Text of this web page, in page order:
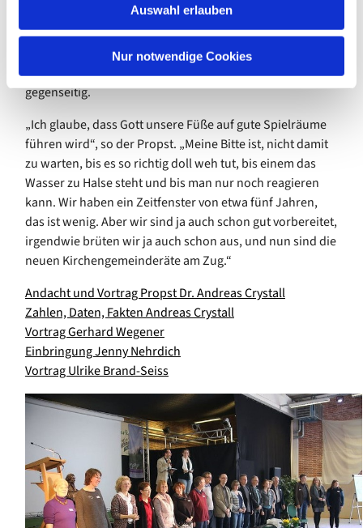
Auswahl erlauben
Nur notwendige Cookies
ein, sich doch für die neu zu wählende
Kirchenkreissynode aufstellen zu lassen. In erweiterten
Kirchspiels-Gruppen diskutierten die Teilnehmer das
Gehörte. entwickelten Ideen und motivierten sich
gegenseitig.
„Ich glaube, dass Gott unsere Füße auf gute Spielräume
führen wird“, so der Propst. „Meine Bitte ist, nicht damit
zu warten, bis es so richtig doll weh tut, bis einem das
Wasser zu Halse steht und bis man nur noch reagieren
kann. Wir haben ein Zeitfenster von etwa fünf Jahren,
das ist wenig. Aber wir sind ja auch schon gut vorbereitet,
irgendwie brüten wir ja auch schon aus, und nun sind die
neuen Kirchengemeinderäte am Zug.“
Andacht und Vortrag Propst Dr. Andreas Crystall
Zahlen, Daten, Fakten Andreas Crystall
Vortrag Gerhard Wegener
Einbringung Jenny Nehrdich
Vortrag Ulrike Brand-Seiss